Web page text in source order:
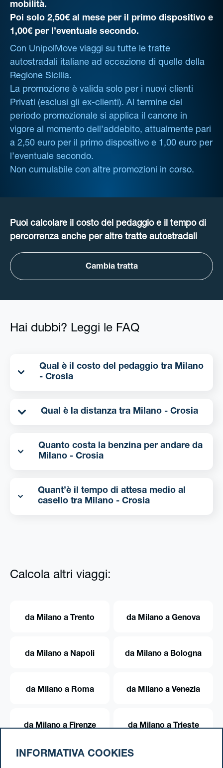
mobilità.
Poi solo 2,50€ al mese per il primo dispositivo e
1,00€ per l’eventuale secondo.
Con UnipolMove viaggi su tutte le tratte
autostradali italiane ad eccezione di quelle della
Regione Sicilia.
La promozione è valida solo per i nuovi clienti
Privati (esclusi gli ex-clienti). Al termine del
periodo promozionale si applica il canone in
vigore al momento dell’addebito, attualmente pari
a 2,50 euro per il primo dispositivo e 1,00 euro per
l’eventuale secondo.
Non cumulabile con altre promozioni in corso.
Puoi calcolare il costo del pedaggio e il tempo di
percorrenza anche per altre tratte autostradali
Cambia tratta
Hai dubbi? Leggi le FAQ
Qual è il costo del pedaggio tra Milano
- Crosia
Qual è la distanza tra Milano - Crosia
Quanto costa la benzina per andare da
Milano - Crosia
Quant’è il tempo di attesa medio al
casello tra Milano - Crosia
Calcola altri viaggi:
da Milano a Trento da Milano a Genova
da Milano a Napoli da Milano a Bologna
da Milano a Roma da Milano a Venezia
da Milano a Firenze da Milano a Trieste
INFORMATIVA COOKIES